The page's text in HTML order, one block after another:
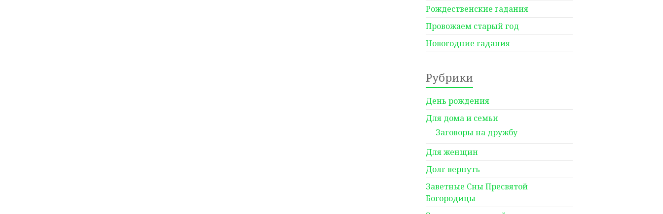
Рождественские гадания
Провожаем старый год
Новогодние гадания
Рубрики
День рождения
Для дома и семьи
Заговоры на дружбу
Для женщин
Долг вернуть
Заветные Сны Пресвятой
Богородицы